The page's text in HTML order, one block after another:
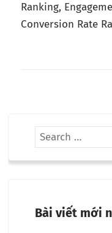
Ranking,
Conversion Rate
Bài viết mới